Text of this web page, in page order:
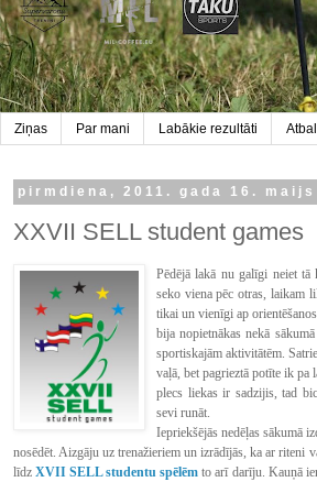
Ziņas Par mani Labākie rezultāti
pirmdiena, 2011. gada 16. maijs
XXVII SELL student games
Pēdējā lakā nu galīgi neiet tā
seko viena pēc otras, laikam
tikai un vienīgi ap
bija nopietnākas nekā
sportiskajām aktivitātēm.
vaļā, bet pagrieztā potīte ik pa
plecs liekas ir sadzijis, tad
sevi runāt.
Iepriekšējās nedēļas sākumā
nosēdēt. Aizgāju uz trenažieriem un izrādījās, ka ar riteni
līdzXVII SELL studentu spēlēm to arī darīju. Kauņā